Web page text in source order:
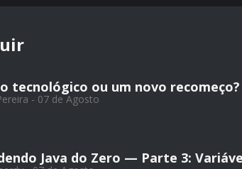
tecnológico ou um novo recomeço?
- 07 de Agosto
Java do Zero — Parte 3: